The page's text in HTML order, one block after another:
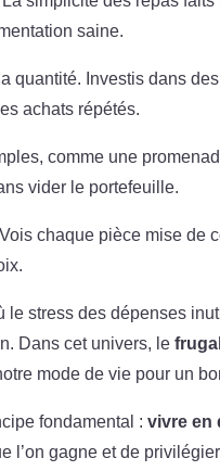
saine.
quantité. Investis dans
achats répétés.
comme une
vider le portefeuille.
chaque pièce mise de
le stress des dépenses
Dans cet univers, le
mode de vie pour un
fondamental :vivre en
l’on gagne et de